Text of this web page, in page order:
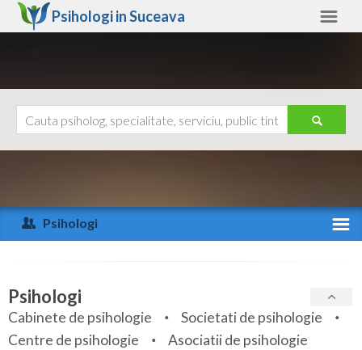
Psihologi inSuceava
Arad
Arges
Bihor
Bistrita-Nasaud
Ajutor
Psihologi
Specialitati
Servicii
Psihologi
Cabinete de psihologie
Societati de psihologie
Centre de psihologie
Asociatii de psihologie